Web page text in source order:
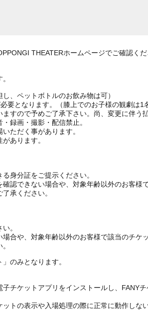
THEATERホームページでご確認くだ
、ペットボトルのお飲み物は可）
となります。（膝上でのお子様の観劇は1
すので予めご了承下さい。尚、変更に伴う
録画・撮影・配信禁止。
ただく事があります。
あります。
身分証をご提示ください。
認できない場合や、対象年齢以外のお客様
承ください。
。
合や、対象年齢以外のお客様で該当のチケ
のみとなります。
チケットアプリをインストールし、FANY
トの表示や入場処理の際に正常に動作しな